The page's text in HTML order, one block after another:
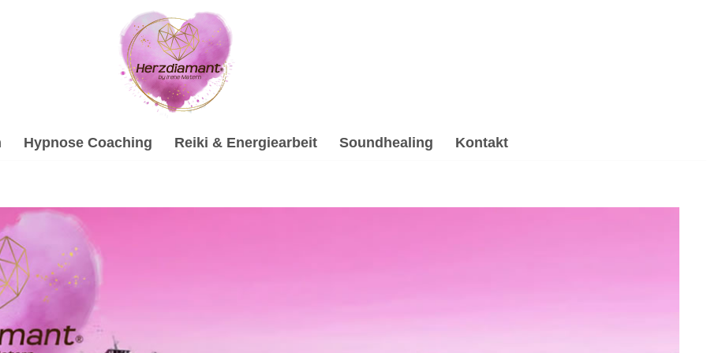
Hypnose Coaching Reiki & Energiearbeit Soundhealing Kontakt
Beratung und ✓Hypnose, Gesprächstherapie, Soundhealing & Reiki, Psychotherapie Alternative. 💓️
in 90537 Feucht – sofort ✓Hypnose, ✓Psychologische Beratung, ✓Gesprächstherapie, ✓Soundhealing & Reiki
sein ✉.